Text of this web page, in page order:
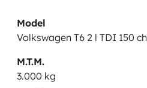
Model
Volkswagen T6 2 l TDI 150 ch
M.T.M.
3.000 kg